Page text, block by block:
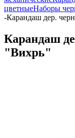
цветныеНаборы
-Карандаш дер.
Карандаш
"Вихрь"